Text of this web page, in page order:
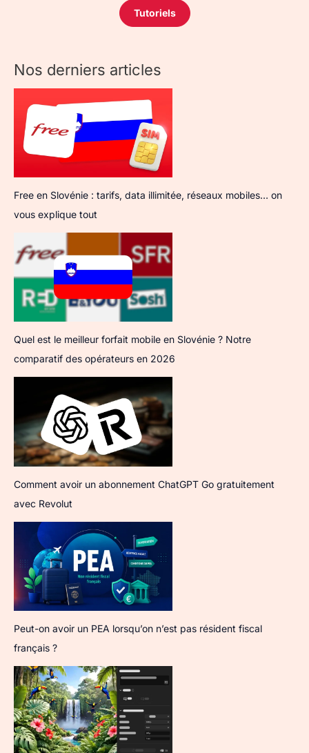
Tutoriels
Nos derniers articles
Free en Slovénie : tarifs, data illimitée, réseaux mobiles… on
vous explique tout
Quel est le meilleur forfait mobile en Slovénie ? Notre
comparatif des opérateurs en 2026
Comment avoir un abonnement ChatGPT Go gratuitement
avec Revolut
Peut-on avoir un PEA lorsqu’on n’est pas résident fiscal
français ?